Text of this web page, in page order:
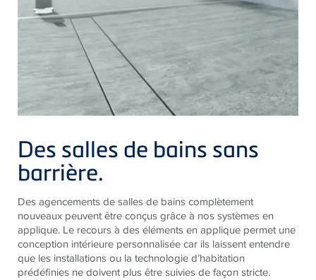
Des salles de bains sans
barrière.
Des agencements de salles de bains complètement
nouveaux peuvent être conçus grâce à nos systèmes en
applique. Le recours à des éléments en applique permet une
conception intérieure personnalisée car ils laissent entendre
que les installations ou la technologie d’habitation
prédéfinies ne doivent plus être suivies de façon stricte.